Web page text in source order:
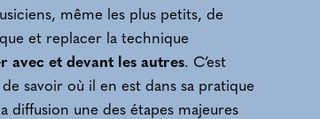
même les plus petits, de
et replacer la technique
avec et devant les autres. C’est
savoir où il en est dans sa pratique
diffusion une des étapes majeures